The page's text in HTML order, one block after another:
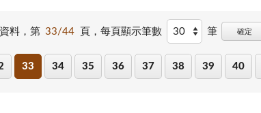
料，第 33/44 頁， 每頁顯示筆數 筆 確定
33 34 35 36 37 38 39 40